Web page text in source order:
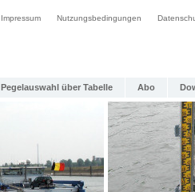
Impressum Nutzungsbedingungen
Pegelauswahl über Tabelle Abo